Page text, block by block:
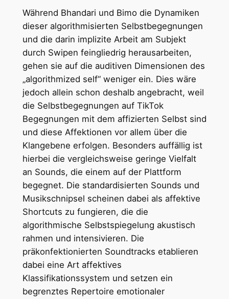
Während Bhandari und Bimo die Dynamiken
dieser algorithmisierten Selbstbegegnungen
und die darin implizite Arbeit am Subjekt
durch Swipen feingliedrig herausarbeiten,
gehen sie auf die auditiven Dimensionen des
„algorithmized self“ weniger ein. Dies wäre
jedoch allein schon deshalb angebracht, weil
die Selbstbegegnungen auf TikTok
Begegnungen mit dem affizierten Selbst sind
und diese Affektionen vor allem über die
Klangebene erfolgen. Besonders auffällig ist
hierbei die vergleichsweise geringe Vielfalt
an Sounds, die einem auf der Plattform
begegnet. Die standardisierten Sounds und
Musikschnipsel scheinen dabei als affektive
Shortcuts zu fungieren, die die
algorithmische Selbstspiegelung akustisch
rahmen und intensivieren. Die
präkonfektionierten Soundtracks etablieren
dabei eine Art affektives
Klassifikationssystem und setzen ein
begrenztes Repertoire emotionaler